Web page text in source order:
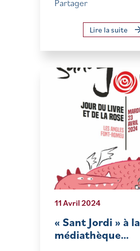
Partager
Lire la suite
11 Avril 2024
« Sant Jordi » à la
médiathèque…